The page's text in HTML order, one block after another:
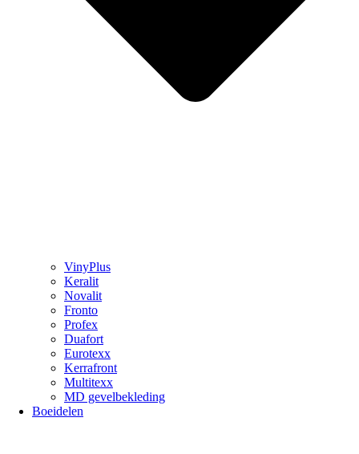
VinyPlus
Keralit
Novalit
Fronto
Profex
Duafort
Eurotexx
Kerrafront
Multitexx
MD gevelbekleding
Boeidelen